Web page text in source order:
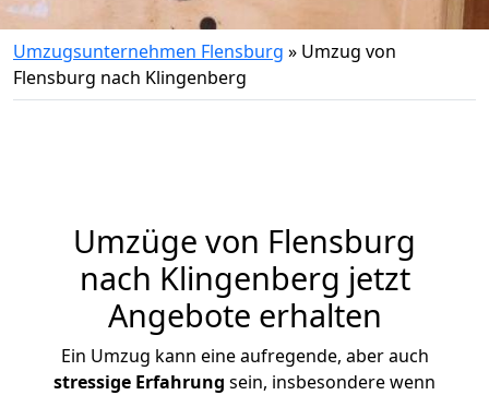
Umzugsunternehmen Flensburg » Umzug von
Flensburg nach Klingenberg
Umzüge von Flensburg
nach Klingenberg jetzt
Angebote erhalten
Ein Umzug kann eine aufregende, aber auch
stressige Erfahrung sein, insbesondere wenn